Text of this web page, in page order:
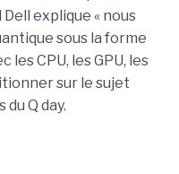
explique « nous
sous la forme
les CPU, les GPU, les
sur le sujet
Q day.